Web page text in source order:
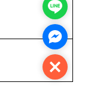
Line
Close